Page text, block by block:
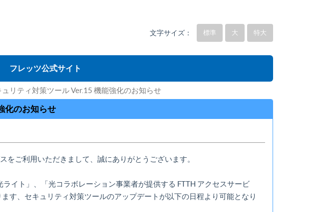
文字サイズ： 標準 大 特大
フレッツ公式サイト
ュリティ対策ツール Ver.15 機能強化のお知らせ
化のお知らせ
をご利用いただきまして、誠にありがとうございます。
ライト」、「光コラボレーション事業者が提供する FTTH アクセスサービ
す、セキュリティ対策ツールのアップデートが以下の日程より可能となり